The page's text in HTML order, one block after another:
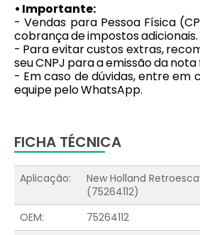
• Importante:
- Vendas para Pessoa Física
cobrança de impostos adicionais.
- Para evitar custos extras,
seu CNPJ para a emissão da nota
- Em caso de dúvidas, entre em
equipe pelo WhatsApp.
FICHA TÉCNICA
Aplicação:
New Holland
(75264112)
OEM:
75264112